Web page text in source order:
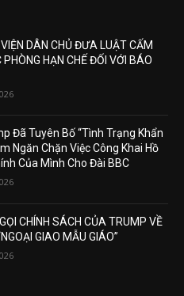
DÂN CHỦ ĐƯA LUẬT CẤM
PHÒNG HẠN CHẾ ĐỐI VỚI BÁO
Đã Tuyên Bố “Tình Trạng Khẩn
Ngăn Chặn Việc Công Khai Hồ
Của Mình Cho Đài BBC
CHÍNH SÁCH CỦA TRUMP VỀ
GIAO MẪU GIÁO”